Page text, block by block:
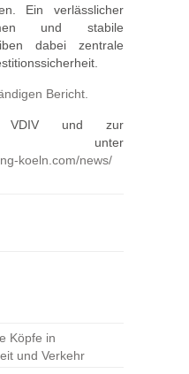
Ein verlässlicher
und stabile
dabei zentrale
Bericht.
VDIV und zur
koeln.com/news/
Köpfe in
und Verkehr